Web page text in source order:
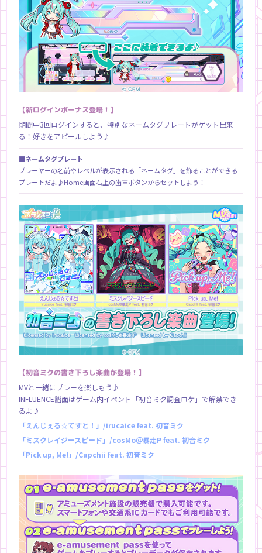
【新ログインボーナス登場！】
期間中3回ログインすると、特別なネームタグプレートがゲット出来
る！好きをアピールしよう♪
■ネームタグプレート
プレーヤーの名前やレベルが表示される「ネームタグ」を飾ることができる
プレートだよ♪Home画面右上の歯車ボタンからセットしよう！
【初音ミクの書き下ろし楽曲が登場！】
MVと一緒にプレーを楽しもう♪
INFLUENCE譜面はゲーム内イベント「初音ミク調査ロケ」で解禁でき
るよ♪
「えんじぇる☆てすと！」/irucaice feat. 初音ミク
「ミスクレイジースピード」/cosMo＠暴走P feat. 初音ミク
「Pick up, Me!」/Capchii feat. 初音ミク